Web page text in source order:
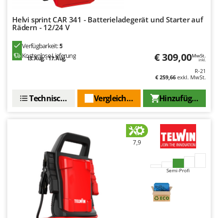
Santos
Sbaraglia
Seven Italy
Shark
Silky
Smartwood
Smeg
Snapper
Solidur
Spice Electronics
Helvi sprint CAR 341 - Batterieladegerät und Starter auf
Rädern - 12/24 V
Verfügbarkeit:5
Kostenlose Lieferung
13. Aug. - 17. Aug. € 309,00MwSt.
inkl.
R-21
€ 259,66 exkl. MwSt.
Hinzufügen
Vergleichen Sie
Technische Daten
7,9
Semi-Profi